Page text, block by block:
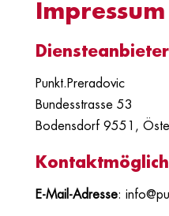
Impressum
Diensteanbieter
Punkt.Preradovic
Bundesstrasse 53
Bodensdorf 9551,
E-Mail-Adresse: